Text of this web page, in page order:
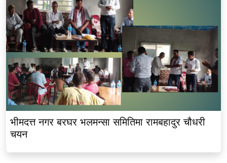
भीमदत्त नगर बरघर भलमन्सा समितिमा रामबहादुर चौधरी
चयन